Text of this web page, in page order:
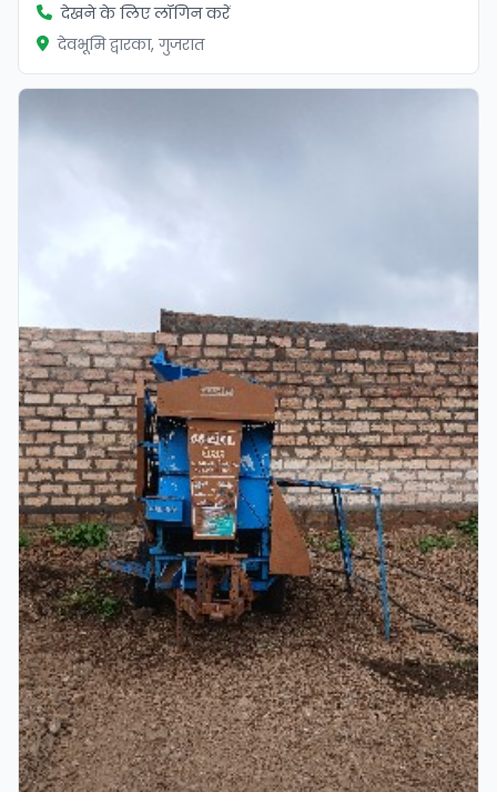
देखने के लिए लॉगिन करें
देवभूमि द्वारका, गुजरात